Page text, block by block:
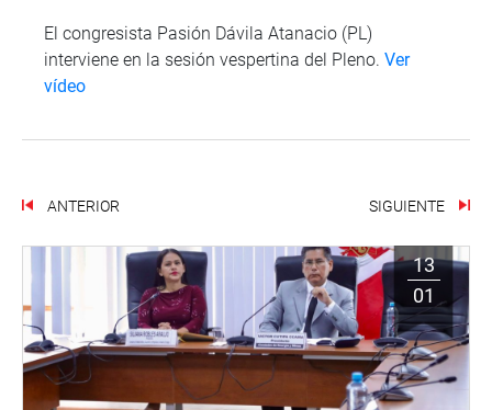
El congresista Pasión Dávila Atanacio (PL)
interviene en la sesión vespertina del Pleno. Ver
vídeo
ANTERIOR SIGUIENTE
13
01